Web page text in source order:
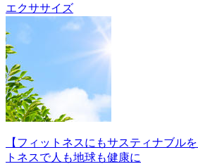
エクササイズ
【フィットネスにもサスティナブル
トネスで人も地球も健康に